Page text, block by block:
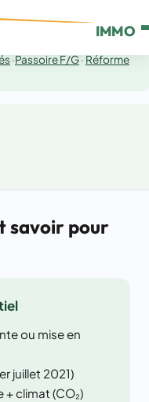
IMMO
métropole) — spécificités
·Passoire F/G·Réforme
savoir pour
ou mise en
juillet 2021)
+ climat (CO₂)